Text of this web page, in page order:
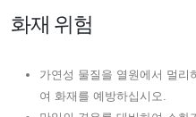
화재 위험
가연성 물질을 열원에서 멀리
여 화재를 예방하십시오.